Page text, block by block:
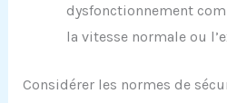
dysfonctionnement
la vitesse normale ou
Considérer les normes de